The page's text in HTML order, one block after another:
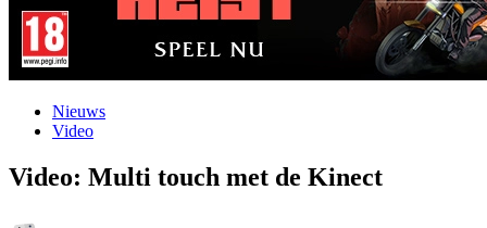
Nieuws
Video
Video: Multi touch met de Kinect